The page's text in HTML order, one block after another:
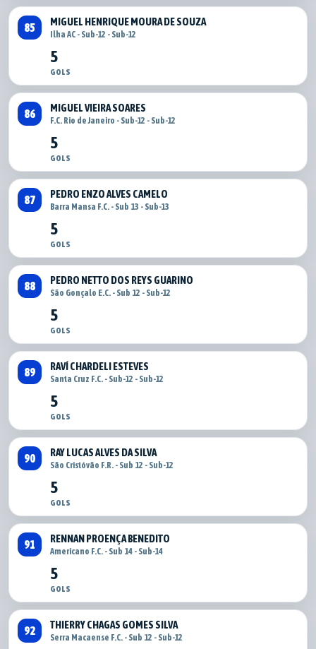
85 MIGUEL HENRIQUE MOURA DE SOUZA
Ilha AC - Sub-12 - Sub-12
5
GOLS
86 MIGUEL VIEIRA SOARES
F.C. Rio de Janeiro - Sub-12 - Sub-12
5
GOLS
87 PEDRO ENZO ALVES CAMELO
Barra Mansa F.C. - Sub 13 - Sub-13
5
GOLS
88 PEDRO NETTO DOS REYS GUARINO
São Gonçalo E.C. - Sub 12 - Sub-12
5
GOLS
89 RAVÍ CHARDELI ESTEVES
Santa Cruz F.C. - Sub-12 - Sub-12
5
GOLS
90 RAY LUCAS ALVES DA SILVA
São Cristóvão F.R. - Sub 12 - Sub-12
5
GOLS
91 RENNAN PROENÇA BENEDITO
Americano F.C. - Sub 14 - Sub-14
5
GOLS
92 THIERRY CHAGAS GOMES SILVA
Serra Macaense F.C. - Sub 12 - Sub-12